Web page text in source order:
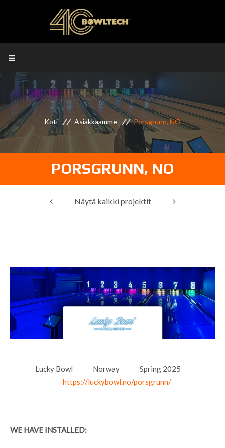
Koti Asiakkaamme Porsgrunn, NO
PORSGRUNN, NO
Näytä kaikki projektit
Lucky Bowl Norway
Spring 2025
https://luckybowl.no/porsgrunn/
WE HAVE INSTALLED: